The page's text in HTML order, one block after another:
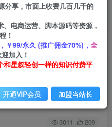
视频 突破流量限制玩
关注 私信
3011 209
分享，市面上收费几百几千的
电商运营、脚本源码等资源，
！
￥99/永久 (推广佣金70%)， 全
加入！
和星叙轻创一样的知识付费平
开通VIP会员 加盟当站长